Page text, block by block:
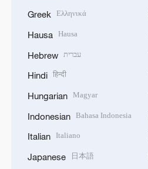
Greek Ελληνικά
Hausa Hausa
Hebrew עברית
Hindi हिन्दी
Hungarian Magyar
Indonesian Bahasa Indonesia
Italian Italiano
Japanese 日本語